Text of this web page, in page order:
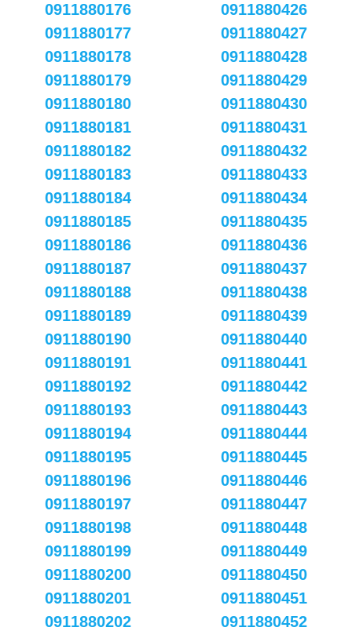
0911880176
0911880177
0911880178
0911880179
0911880180
0911880181
0911880182
0911880183
0911880184
0911880185
0911880186
0911880187
0911880188
0911880189
0911880190
0911880191
0911880192
0911880193
0911880194
0911880195
0911880196
0911880197
0911880198
0911880199
0911880200
0911880201
0911880202
0911880426
0911880427
0911880428
0911880429
0911880430
0911880431
0911880432
0911880433
0911880434
0911880435
0911880436
0911880437
0911880438
0911880439
0911880440
0911880441
0911880442
0911880443
0911880444
0911880445
0911880446
0911880447
0911880448
0911880449
0911880450
0911880451
0911880452